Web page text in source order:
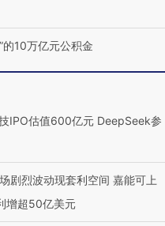
的10万亿元公积金
IPO估值600亿元 DeepSeek参
剧烈波动现套利空间 嘉能可上
增超50亿美元